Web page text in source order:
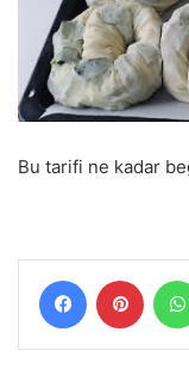
Bu tarifi ne kadar
Facebook